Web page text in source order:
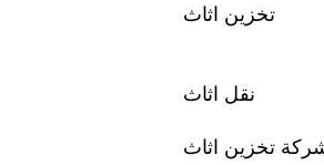
تخزين اثاث
نقل اثاث
تخزين اثاث